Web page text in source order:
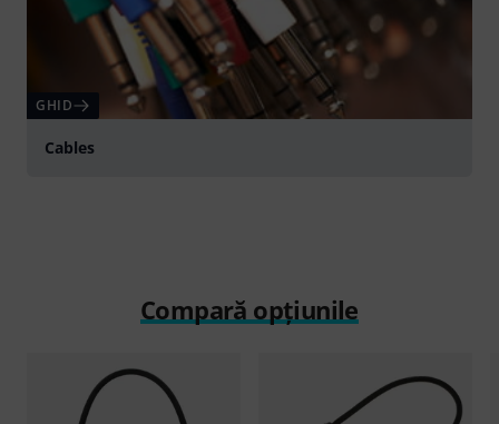
GHID
Cables
Compară opțiunile